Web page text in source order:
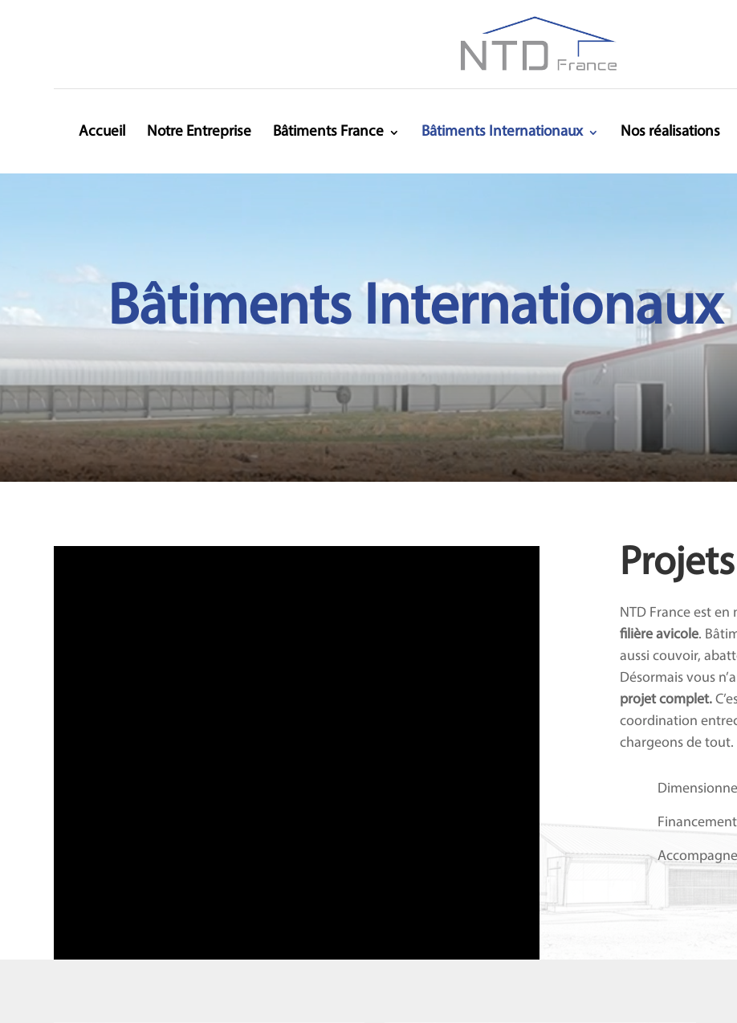
Accueil Notre Entreprise Bâtiments France Bâtiments Internationaux Nos réalisations
Bâtiments Internationaux
NTD France est
filière avicole.
aussi couvoir,
Désormais vous
projet complet.
coordination entre
chargeons de tout.
Financement